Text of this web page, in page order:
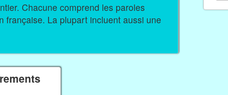
française. La plupart incluent aussi une